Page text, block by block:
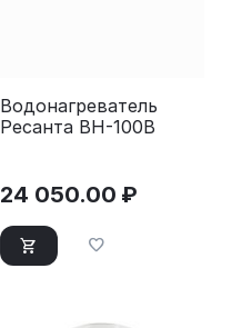
Водонагреватель
Ресанта ВН-100В
24 050.00 ₽